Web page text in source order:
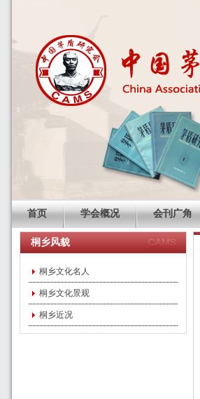
首页 学会概况 会刊广角
桐乡风貌
桐乡文化名人
桐乡文化景观
桐乡近况